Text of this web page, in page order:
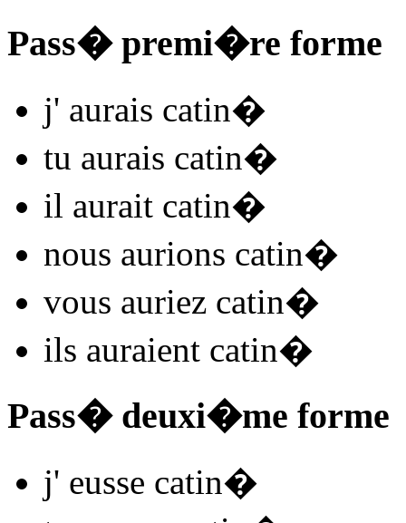
Pass� premi�re forme
j' aurais catin�
tu aurais catin�
il aurait catin�
nous aurions catin�
vous auriez catin�
ils auraient catin�
Pass� deuxi�me forme
j' eusse catin�